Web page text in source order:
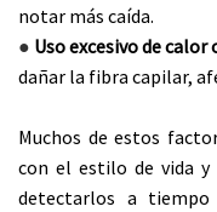
notar más caída.
● Uso excesivo de
dañar la fibra capilar,
Muchos de estos
con el estilo de vida
detectarlos a